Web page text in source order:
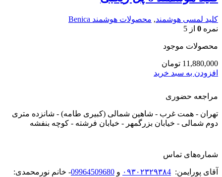
کلید لمسی هوشمند, محصولات هوشمند Benica
نمره 0 از 5
محصولات موجود
11,880,000 تومان
افزودن به سبد خرید
مراجعه حضوری
تهران - همت غرب - شاهین شمالی (کبیری طامه) - شانزده متری
دوم شمالی - خیابان بزرگمهر - خیابان فرشته - کوچه بنفشه
شماره‌های تماس
آقای پورایمن: ۰۹۳۰۲۳۲۹۳۸4 و 09964509680- خانم نورمحمدی: